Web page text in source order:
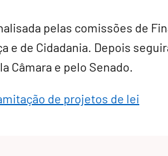
pelas comissões de
e de Cidadania. Depois
Câmara e pelo Senado.
de projetos de lei